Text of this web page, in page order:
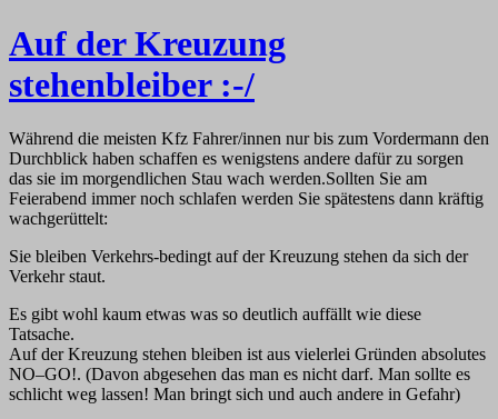
Auf der Kreuzung
stehenbleiber :-/
Während die meisten Kfz Fahrer/innen nur bis zum Vordermann den
Durchblick haben schaffen es wenigstens andere dafür zu sorgen
das sie im morgendlichen Stau wach werden.Sollten Sie am
Feierabend immer noch schlafen werden Sie spätestens dann kräftig
wachgerüttelt:
Sie bleiben Verkehrs-bedingt auf der Kreuzung stehen da sich der
Verkehr staut.
Es gibt wohl kaum etwas was so deutlich auffällt wie diese
Tatsache.
Auf der Kreuzung stehen bleiben ist aus vielerlei Gründen absolutes
NO–GO!. (Davon abgesehen das man es nicht darf. Man sollte es
schlicht weg lassen! Man bringt sich und auch andere in Gefahr)